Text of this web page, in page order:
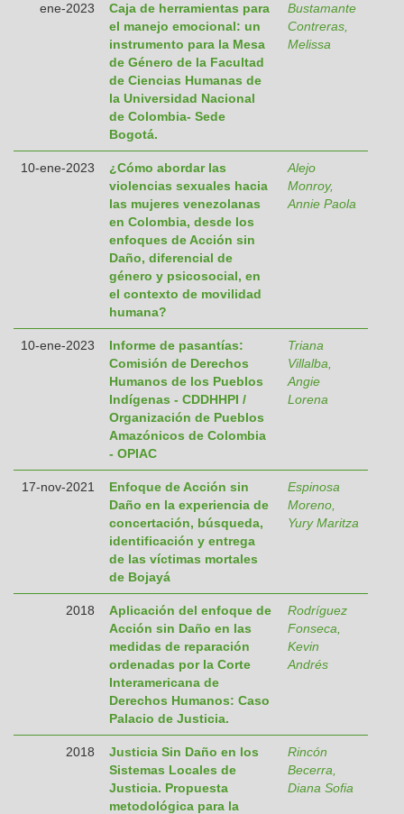
ene-2023
Caja de herramientas para
el manejo emocional: un
instrumento para la Mesa
de Género de la Facultad
de Ciencias Humanas de
la Universidad Nacional
de Colombia- Sede
Bogotá.
Bustamante
Contreras,
Melissa
10-ene-2023
¿Cómo abordar las
violencias sexuales hacia
las mujeres venezolanas
en Colombia, desde los
enfoques de Acción sin
Daño, diferencial de
género y psicosocial, en
el contexto de movilidad
humana?
Alejo
Monroy,
Annie Paola
10-ene-2023
Informe de pasantías:
Comisión de Derechos
Humanos de los Pueblos
Indígenas - CDDHHPI /
Organización de Pueblos
Amazónicos de Colombia
- OPIAC
Triana
Villalba,
Angie
Lorena
17-nov-2021
Enfoque de Acción sin
Daño en la experiencia de
concertación, búsqueda,
identificación y entrega
de las víctimas mortales
de Bojayá
Espinosa
Moreno,
Yury Maritza
2018
Aplicación del enfoque de
Acción sin Daño en las
medidas de reparación
ordenadas por la Corte
Interamericana de
Derechos Humanos: Caso
Palacio de Justicia.
Rodríguez
Fonseca,
Kevin
Andrés
2018
Justicia Sin Daño en los
Sistemas Locales de
Justicia. Propuesta
metodológica para la
Rincón
Becerra,
Diana Sofia